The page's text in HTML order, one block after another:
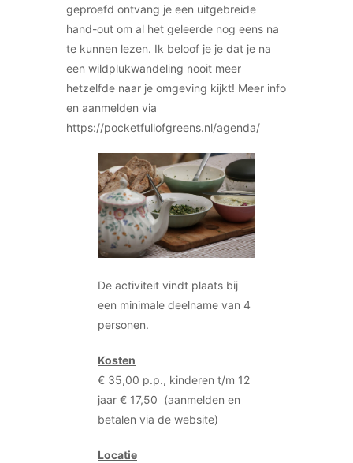
geproefd ontvang je een uitgebreide
hand-out om al het geleerde nog eens na
te kunnen lezen. Ik beloof je je dat je na
een wildplukwandeling nooit meer
hetzelfde naar je omgeving kijkt! Meer info
en aanmelden via
https://pocketfullofgreens.nl/agenda/
De activiteit vindt plaats bij
een minimale deelname van 4
personen.
Kosten
€ 35,00 p.p., kinderen t/m 12
jaar € 17,50 (aanmelden en
betalen via de website)
Locatie